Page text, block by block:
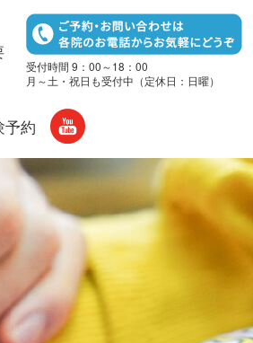
受付時間 9：00～18：00
月～土・祝日も受付中（定休日：日曜）
予約